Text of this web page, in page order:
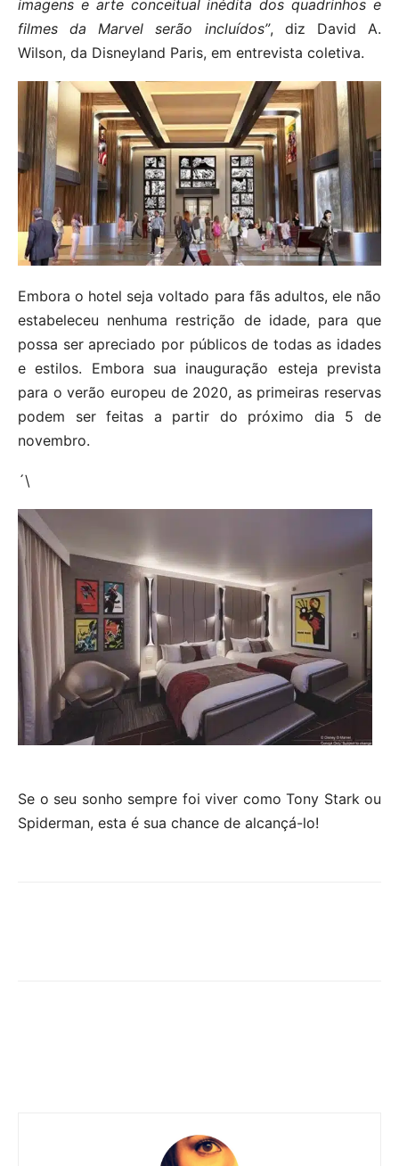
imagens e arte conceitual inédita dos quadrinhos e
filmes da Marvel serão incluídos”, diz David A.
Wilson, da Disneyland Paris, em entrevista coletiva.
Embora o hotel seja voltado para fãs adultos, ele não
estabeleceu nenhuma restrição de idade, para que
possa ser apreciado por públicos de todas as idades
e estilos. Embora sua inauguração esteja prevista
para o verão europeu de 2020, as primeiras reservas
podem ser feitas a partir do próximo dia 5 de
novembro.
´\
Se o seu sonho sempre foi viver como Tony Stark ou
Spiderman, esta é sua chance de alcançá-lo!